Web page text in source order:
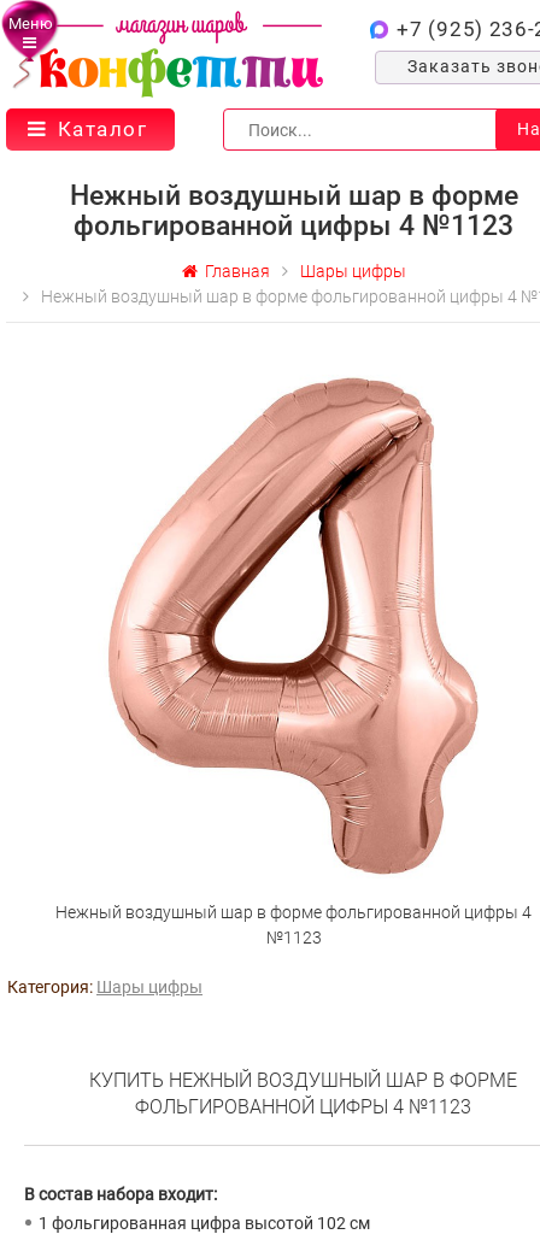
Меню +7 (925) 236-
Заказать
Каталог
Нежный воздушный шар в форме
фольгированной цифры 4 №1123
Главная
Шары цифры
Нежный воздушный шар в форме фольгированной цифры 4
Нежный воздушный шар в форме фольгированной цифры 4
№1123
Категория: Шары цифры
КУПИТЬ НЕЖНЫЙ ВОЗДУШНЫЙ ШАР В ФОРМЕ
ФОЛЬГИРОВАННОЙ ЦИФРЫ 4 №1123
В состав набора входит:
1 фольгированная цифра высотой 102 см